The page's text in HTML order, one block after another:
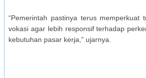
“Pemerintah pastinya terus memperkuat
vokasi agar lebih responsif terhadap
kebutuhan pasar kerja,” ujarnya.